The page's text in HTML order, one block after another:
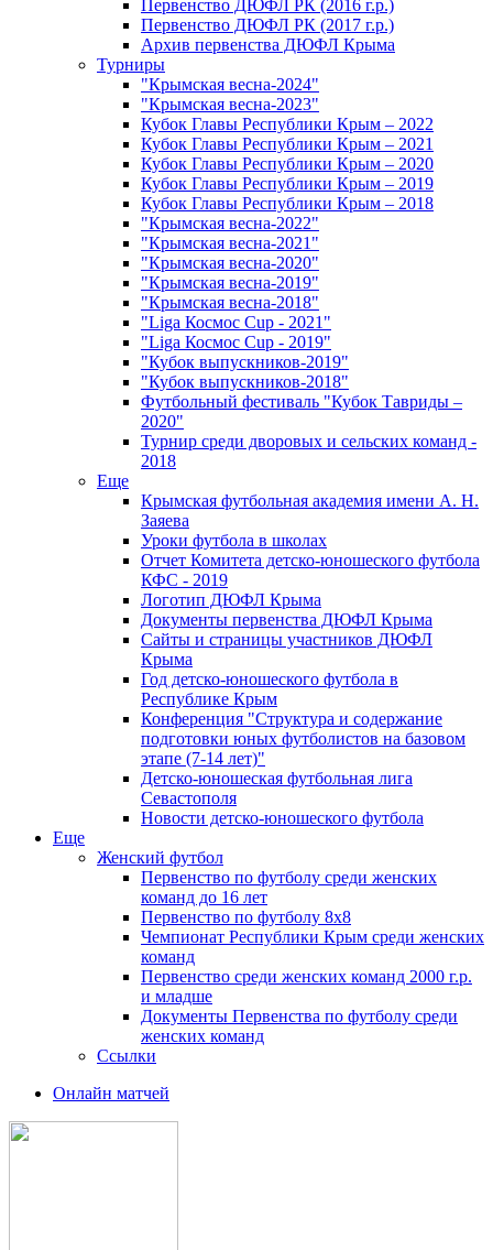
Первенство ДЮФЛ РК (2016 г.р.)
Первенство ДЮФЛ РК (2017 г.р.)
Архив первенства ДЮФЛ Крыма
Турниры
"Крымская весна-2024"
"Крымская весна-2023"
Кубок Главы Республики Крым – 2022
Кубок Главы Республики Крым – 2021
Кубок Главы Республики Крым – 2020
Кубок Главы Республики Крым – 2019
Кубок Главы Республики Крым – 2018
"Крымская весна-2022"
"Крымская весна-2021"
"Крымская весна-2020"
"Крымская весна-2019"
"Крымская весна-2018"
"Liga Космос Cup - 2021"
"Liga Космос Cup - 2019"
"Кубок выпускников-2019"
"Кубок выпускников-2018"
Футбольный фестиваль "Кубок Тавриды –
2020"
Турнир среди дворовых и сельских команд -
2018
Еще
Крымская футбольная академия имени А. Н.
Заяева
Уроки футбола в школах
Отчет Комитета детско-юношеского футбола
КФС - 2019
Логотип ДЮФЛ Крыма
Документы первенства ДЮФЛ Крыма
Сайты и страницы участников ДЮФЛ
Крыма
Год детско-юношеского футбола в
Республике Крым
Конференция "Структура и содержание
подготовки юных футболистов на базовом
этапе (7-14 лет)"
Детско-юношеская футбольная лига
Севастополя
Новости детско-юношеского футбола
Еще
Женский футбол
Первенство по футболу среди женских
команд до 16 лет
Первенство по футболу 8х8
Чемпионат Республики Крым среди женских
команд
Первенство среди женских команд 2000 г.р.
и младше
Документы Первенства по футболу среди
женских команд
Ссылки
Онлайн матчей